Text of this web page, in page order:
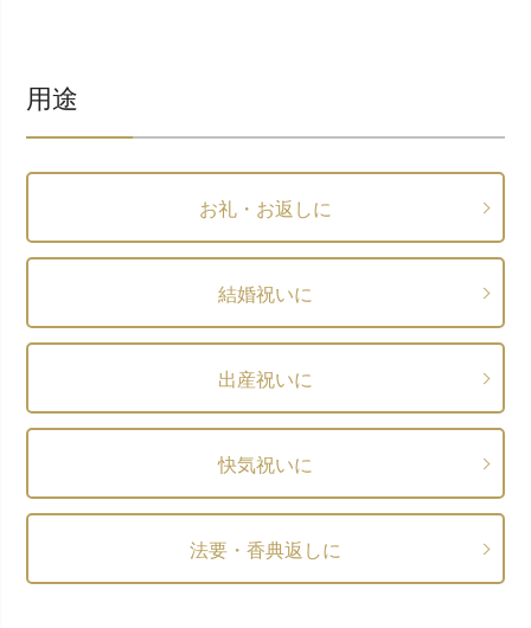
用途
お礼・お返しに
結婚祝いに
出産祝いに
快気祝いに
法要・香典返しに